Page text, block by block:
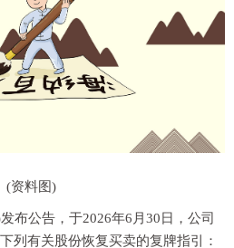
(资料图)
布公告，于2026年6月30日，公司
列有关股份恢复买卖的复牌指引：